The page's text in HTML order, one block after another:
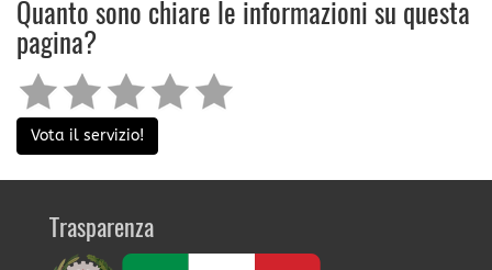
Quanto sono chiare le informazioni su questa
pagina?
Vota il servizio!
Trasparenza